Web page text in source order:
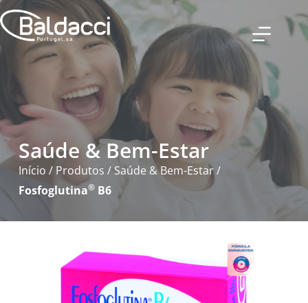
Saúde & Bem-Estar
Início / Produtos /Saúde & Bem-Estar/
Fosfoglutina®B6